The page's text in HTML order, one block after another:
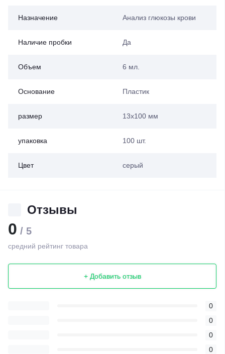
Назначение Анализ глюкозы крови
Наличие пробки Да
Объем 6 мл.
Основание Пластик
размер 13x100 мм
упаковка 100 шт.
Цвет серый
Отзывы
0 / 5
средний рейтинг товара
+ Добавить отзыв
0
0
0
0